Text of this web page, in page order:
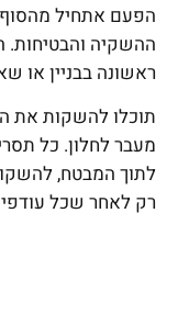
הפעם אתחיל
ההשקיה
ראשונה בבניין או
תוכלו להשקות את
מעבר לחלון. כל
לתוך המבטח,
רק לאחר שכל